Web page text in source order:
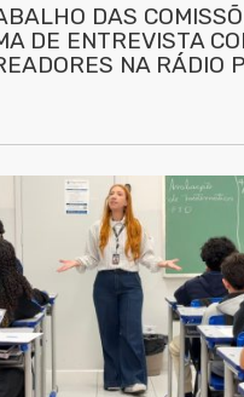
DAS
DE ENTREVISTA
NA RÁDIO